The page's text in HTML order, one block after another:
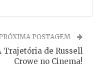
POSTAGEM
Trajetória de Russell
Crowe no Cinema!